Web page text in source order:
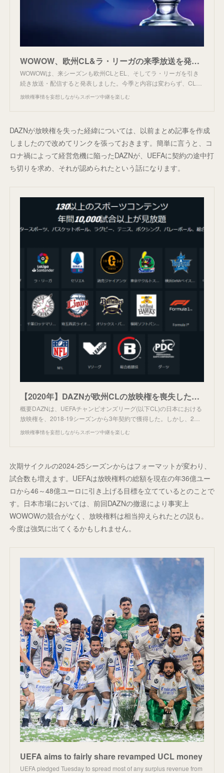
WOWOW、欧州CL&ラ・リーガの来季放送を発表。
WOWOWは、来シーズンも欧州CLとEL、そしてラ・リーガを引き
続き放送・配信すると発表しました。今季と内容は変わらず、CL…
放映権事情を妄想しながらスポーツ中継を楽しむ
DAZNが放映権を失った経緯については、以前まとめ記事を作成
しましたので改めてリンクを張っておきます。簡単に言うと、コ
ロナ禍によって経営危機に陥ったDAZNが、UEFAに契約の途中打
ち切りを求め、それが認められたという話になります。
【2020年】DAZNが欧州CLの放映権を喪失した件まとめ
概要DAZNは、UEFAチャンピオンズリーグ(以下CL)の日本における
放映権を、2018-19シーズンから3年契約で獲得した。しかし、2…
放映権事情を妄想しながらスポーツ中継を楽しむ
次期サイクルの2024-25シーズンからはフォーマットが変わり、
試合数も増えます。UEFAは放映権料の総額を現在の年36億ユー
ロから46～48億ユーロに引き上げる目標を立てているとのことで
す。日本市場においては、前回DAZNの撤退により事実上
WOWOWの競合がなく、放映権料は相当抑えられたとの説も。
今度は強気に出てくるかもしれません。
UEFA aims to fairly share revamped UCL money
UEFA pledged Tuesday to spread most of any surplus revenue from